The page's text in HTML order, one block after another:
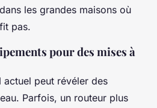
les grandes maisons où
pas.
pour des mises à
actuel peut révéler des
Parfois, un routeur plus